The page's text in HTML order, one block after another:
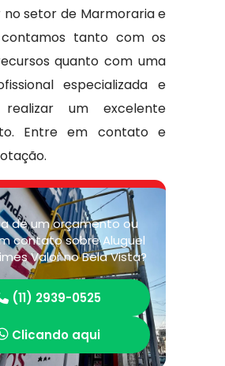
no setor de Marmoraria e
contamos tanto com os
quanto com uma
especializada e
um excelente
Entre em contato e
de um orçamento ou
contato sobre Aluguel
Valor no Bela Vista?
(11) 2939-0525
Clicando aqui